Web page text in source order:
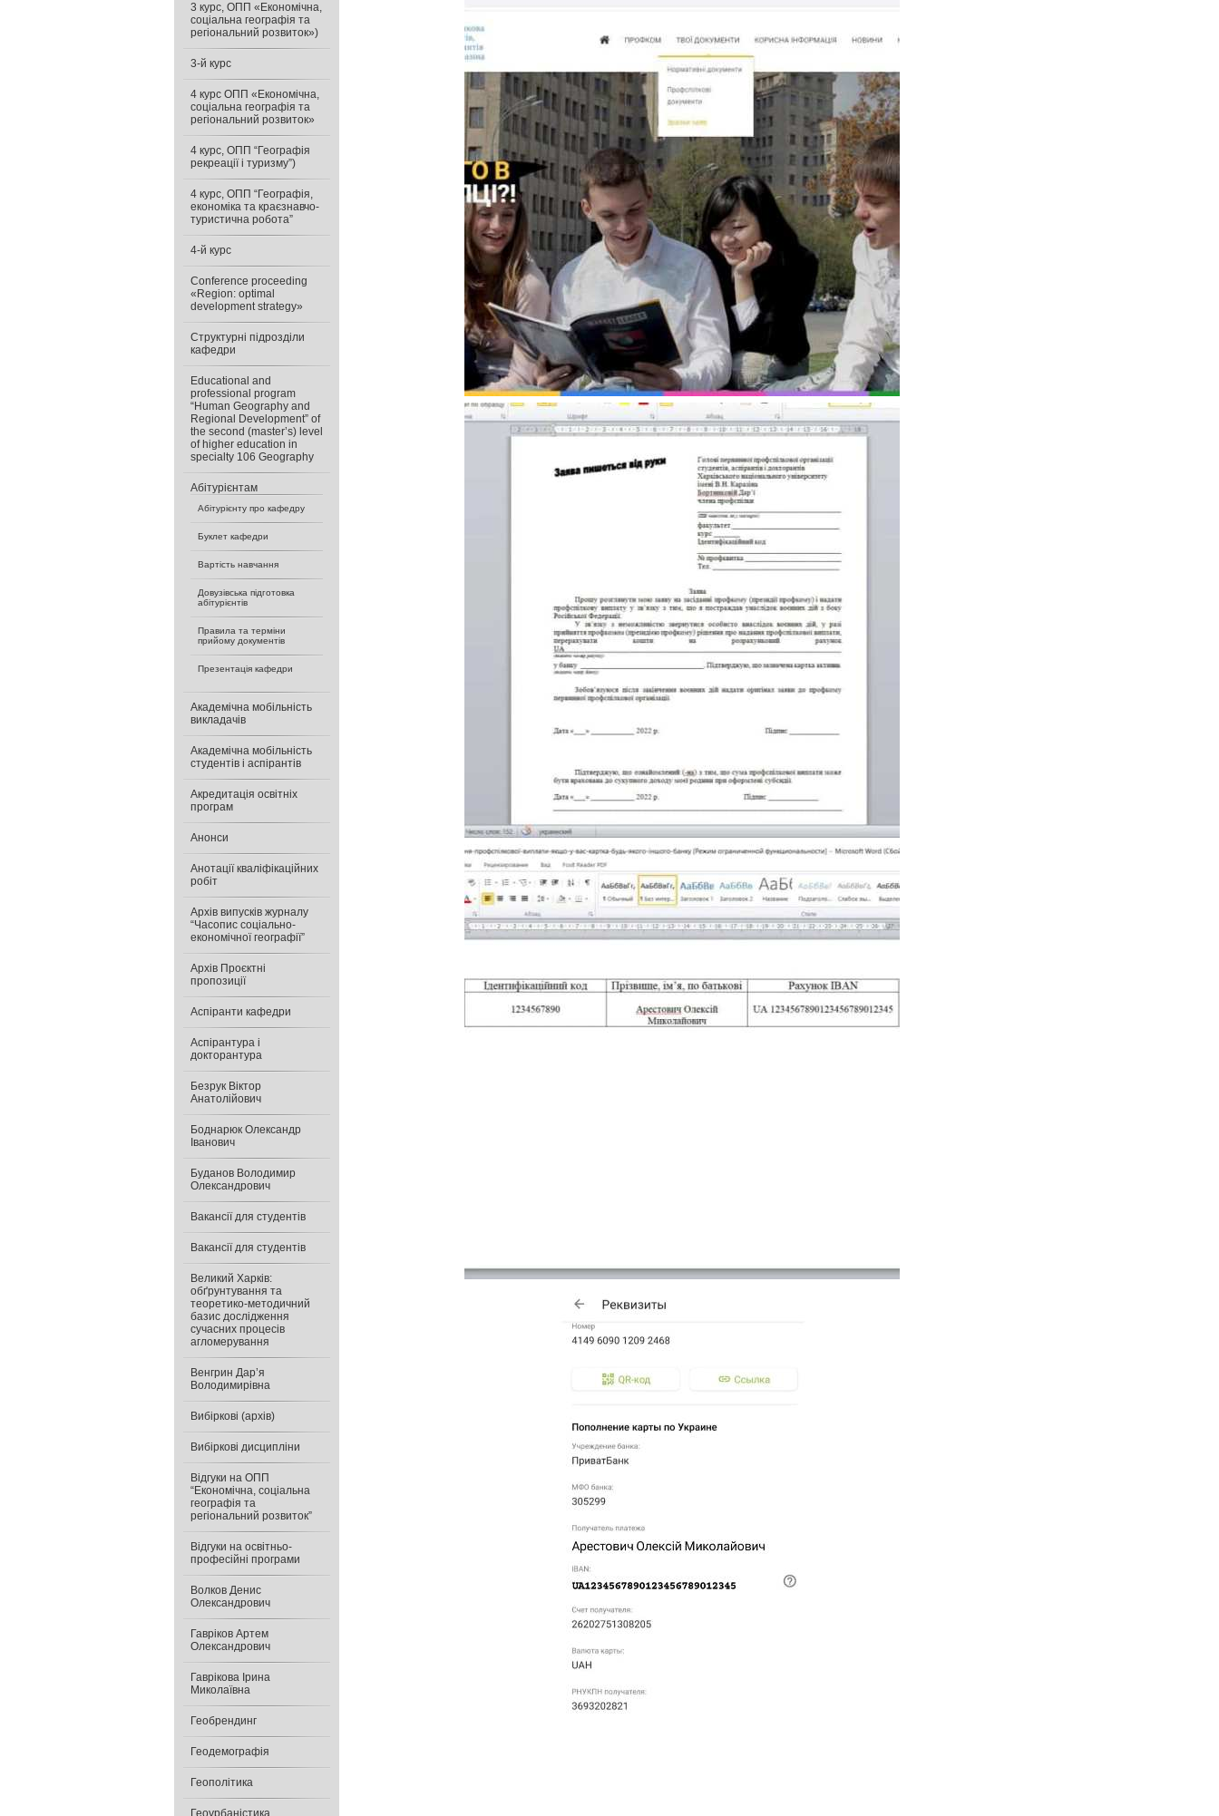
3 курс, ОПП «Економічна,
соціальна географія та
регіональний розвиток»)
3-й курс
4 курс ОПП «Економічна,
соціальна географія та
регіональний розвиток»
4 курс, ОПП “Географія
рекреації і туризму”)
4 курс, ОПП “Географія,
економіка та краєзнавчо-
туристична робота”
4-й курс
Conference proceeding
«Region: optimal
development strategy»
Cтруктурні підрозділи
кафедри
Educational and
professional program
“Human Geography and
Regional Development” of
the second (master’s) level
of higher education in
specialty 106 Geography
Абітурієнтам
Абітурієнту про кафедру
Буклет кафедри
Вартість навчання
Довузівська підготовка
абітурієнтів
Правила та терміни
прийому документів
Презентація кафедри
Академічна мобільність
викладачів
Академічна мобільність
студентів і аспірантів
Акредитація освітніх
програм
Анонси
Анотації кваліфікаційних
робіт
Архів випусків журналу
“Часопис соціально-
економічної географії”
Архів Проєктні
пропозиції
Аспіранти кафедри
Аспірантура і
докторантура
Безрук Віктор
Анатолійович
Боднарюк Олександр
Іванович
Буданов Володимир
Олександрович
Вакансії для студентів
Вакансії для студентів
Великий Харків:
обґрунтування та
теоретико-методичний
базис дослідження
сучасних процесів
агломерування
Венгрин Дар’я
Володимирівна
Вибіркові (архів)
Вибіркові дисципліни
Відгуки на ОПП
“Економічна, соціальна
географія та
регіональний розвиток”
Відгуки на освітньо-
професійні програми
Волков Денис
Олександрович
Гавріков Артем
Олександрович
Гаврікова Ірина
Миколаївна
Геобрендинг
Геодемографія
Геополітика
Геоурбаністика